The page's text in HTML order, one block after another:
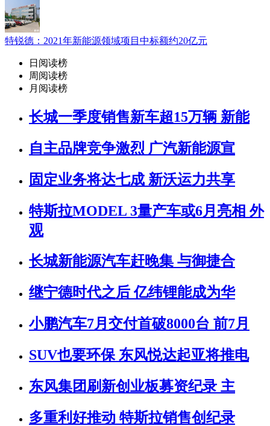
特锐德：2021年新能源领域项目中标额约20亿元
日阅读榜
周阅读榜
月阅读榜
长城一季度销售新车超15万辆 新能
自主品牌竞争激烈 广汽新能源宣
固定业务将达七成 新沃运力共享
特斯拉MODEL 3量产车或6月亮相 外
观
长城新能源汽车赶晚集 与御捷合
继宁德时代之后 亿纬锂能成为华
小鹏汽车7月交付首破8000台 前7月
SUV也要环保 东风悦达起亚将推电
东风集团刷新创业板募资纪录 主
多重利好推动 特斯拉销售创纪录